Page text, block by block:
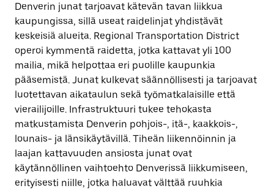
Denverin junat tarjoavat kätevän tavan liikkua
kaupungissa, sillä useat raidelinjat yhdistävät
keskeisiä alueita. Regional Transportation District
operoi kymmentä raidetta, jotka kattavat yli 100
mailia, mikä helpottaa eri puolille kaupunkia
pääsemistä. Junat kulkevat säännöllisesti ja tarjoavat
luotettavan aikataulun sekä työmatkalaisille että
vierailijoille. Infrastruktuuri tukee tehokasta
matkustamista Denverin pohjois-, itä-, kaakkois-,
lounais- ja länsikäytävillä. Tiheän liikennöinnin ja
laajan kattavuuden ansiosta junat ovat
käytännöllinen vaihtoehto Denverissä liikkumiseen,
erityisesti niille, jotka haluavat välttää ruuhkia